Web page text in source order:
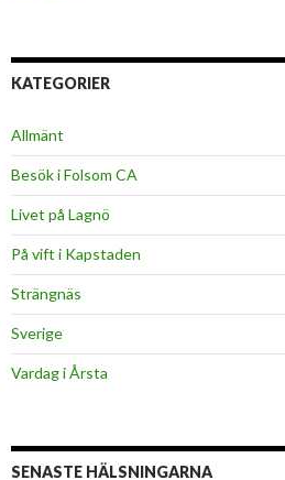
KATEGORIER
Allmänt
Besök i Folsom CA
Livet på Lagnö
På vift i Kapstaden
Strängnäs
Sverige
Vardag i Årsta
SENASTE HÄLSNINGARNA